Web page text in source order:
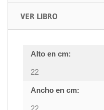
VER LIBRO
Alto en cm:
22
Ancho en cm:
22